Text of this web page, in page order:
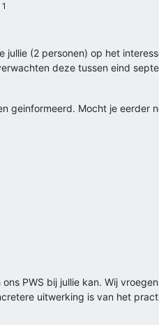
jullie (2 personen) op het
deze tussen eind
geinformeerd. Mocht je eerder
PWS bij jullie kan. Wij
uitwerking is van het